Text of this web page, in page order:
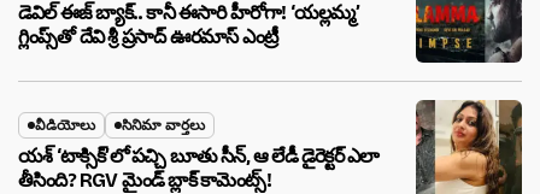
డెవిల్ ఈజ్ బ్యాక్.. కానీ ఈసారి హీరోగా! ‘యల్లమ్మ’
గ్లింప్స్‌తో దేవి శ్రీ ప్రసాద్ ఊరమాస్ ఎంట్రీ
వీడియోలు సినిమా వార్తలు
యశ్ ‘టాక్సిక్’లో పచ్చి బూతు సీన్, ఆ లేడీ డైరెక్టర్ ఎలా
తీసింది? RGV మైండ్ బ్లాక్ కామెంట్స్!